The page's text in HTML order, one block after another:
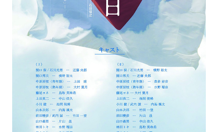
神戸電子をもっと知る
資料請求は
こちら